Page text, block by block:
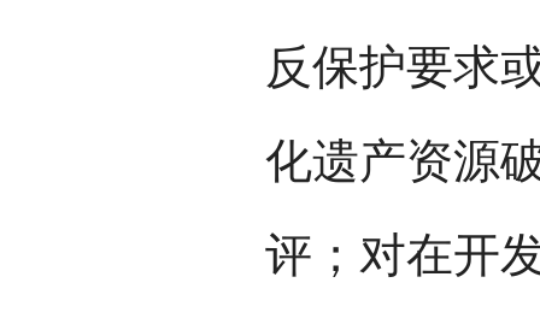
反保护要求
化遗产资源
评；对在开